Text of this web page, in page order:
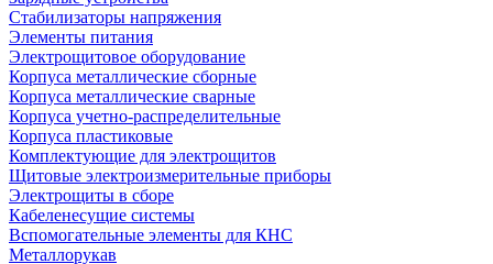
Стабилизаторы напряжения
Элементы питания
Электрощитовое оборудование
Корпуса металлические сборные
Корпуса металлические сварные
Корпуса учетно-распределительные
Корпуса пластиковые
Комплектующие для электрощитов
Щитовые электроизмерительные приборы
Электрощиты в сборе
Кабеленесущие системы
Вспомогательные элементы для КНС
Металлорукав